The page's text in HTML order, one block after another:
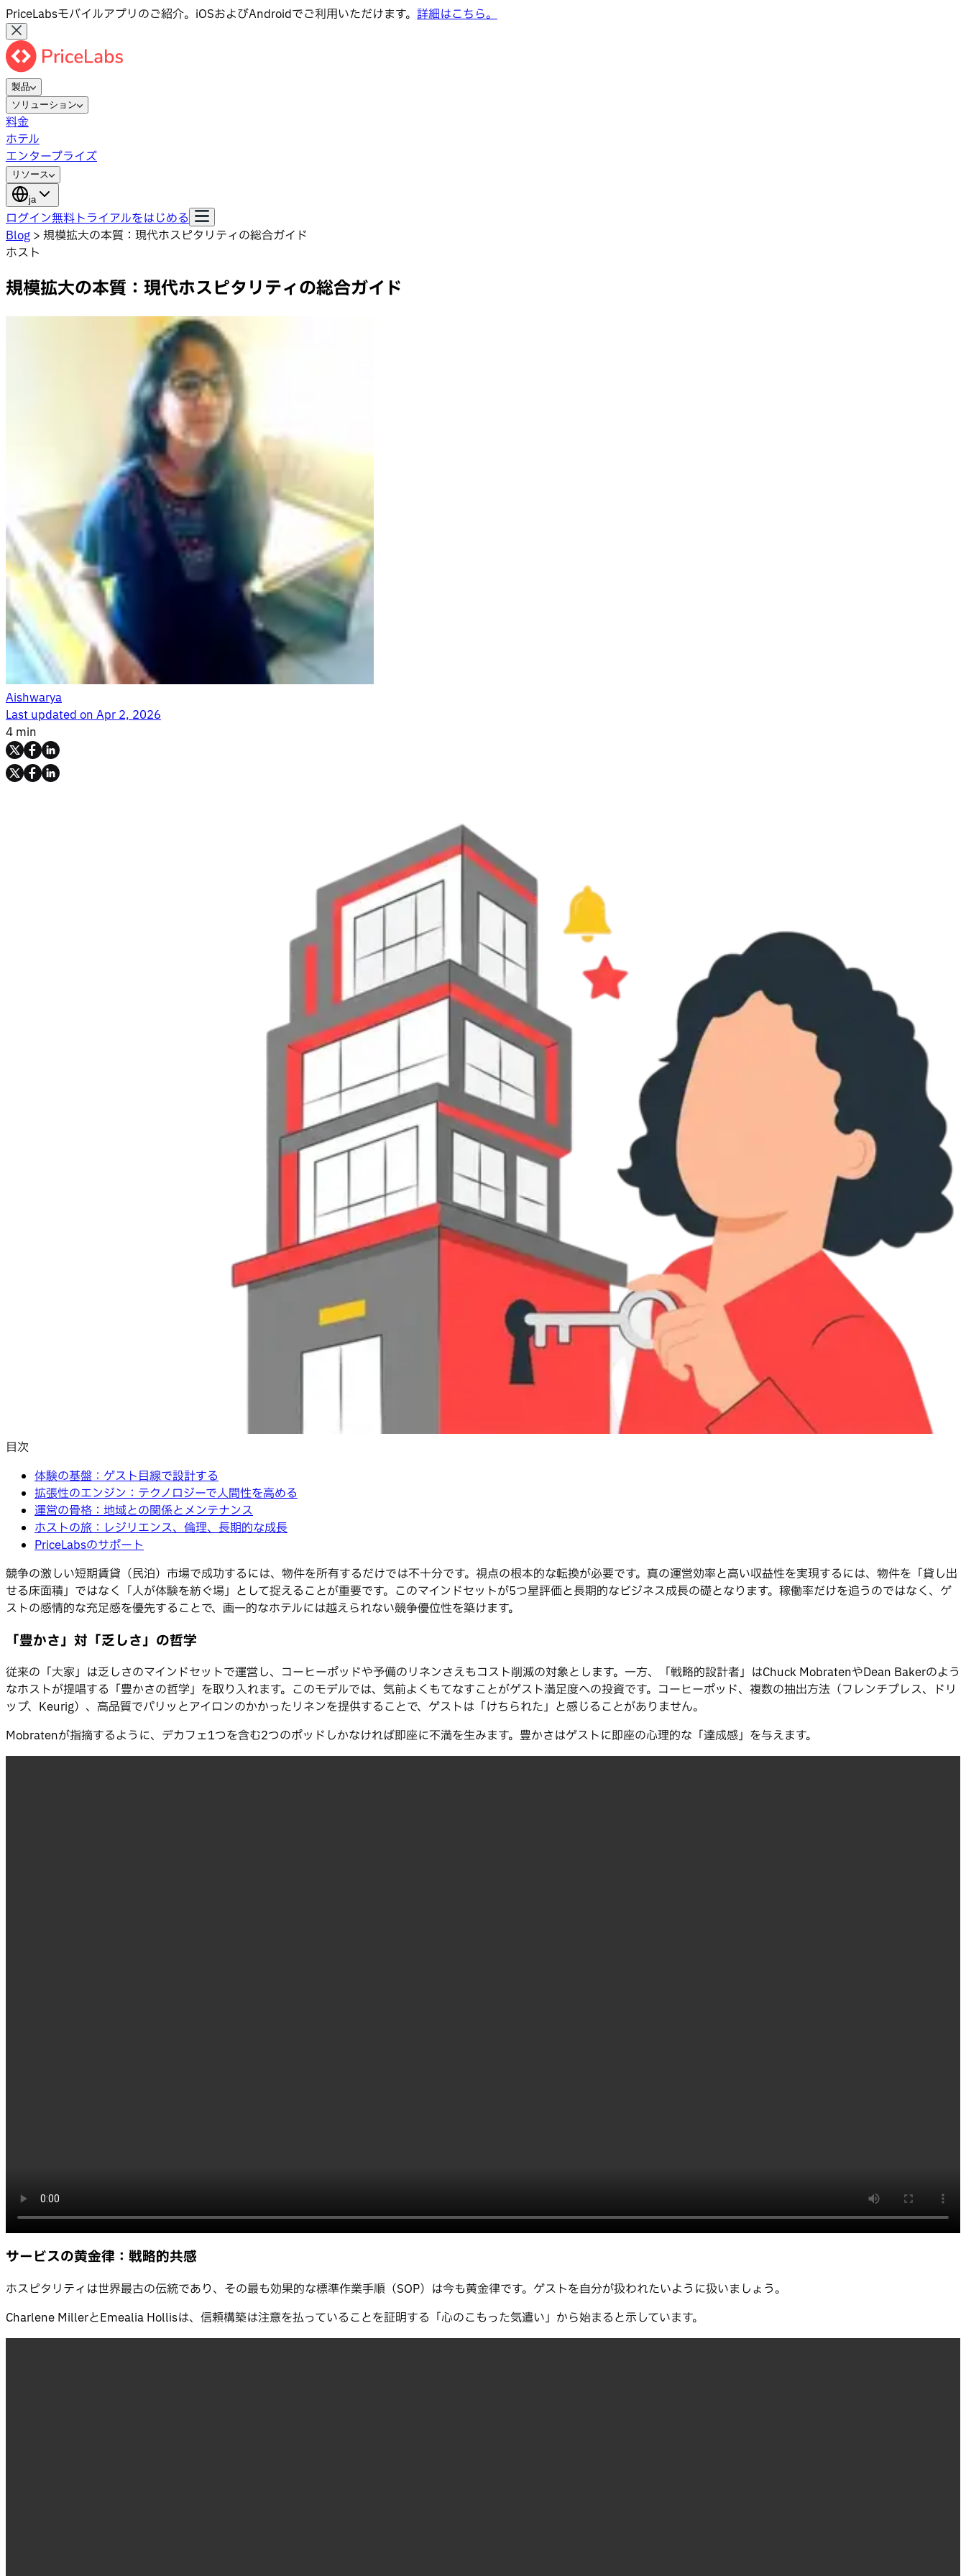
PriceLabsモバイルアプリのご紹介。iOSおよびAndroidでご利用いただけます。 詳細はこちら。
製品
ソリューション
料金
ホテル
エンタープライズ
リソース
ja
ログイン無料トライアルをはじめる
Blog > 規模拡大の本質：現代ホスピタリティの総合ガイド
ホスト
規模拡大の本質：現代ホスピタリティの総合ガイド
Aishwarya
Last updated onApr 2, 2026
4 min
目次
体験の基盤：ゲスト目線で設計する
拡張性のエンジン：テクノロジーで人間性を高める
運営の骨格：地域との関係とメンテナンス
ホストの旅：レジリエンス、倫理、長期的な成長
PriceLabsのサポート
競争の激しい短期賃貸（民泊）市場で成功するには、物件を所有するだけでは不十分です。視点の根本的な転換が必要です。真の運営効率と高い収益性を実現するには、物件を「貸し出
せる床面積」ではなく「人が体験を紡ぐ場」として捉えることが重要です。このマインドセットが5つ星評価と長期的なビジネス成長の礎となります。稼働率だけを追うのではなく、ゲ
ストの感情的な充足感を優先することで、画一的なホテルには越えられない競争優位性を築けます。
「豊かさ」対「乏しさ」の哲学
従来の「大家」は乏しさのマインドセットで運営し、コーヒーポッドや予備のリネンさえもコスト削減の対象とします。一方、「戦略的設計者」はChuck MobratenやDean Bakerのよう
なホストが提唱する「豊かさの哲学」を取り入れます。このモデルでは、気前よくもてなすことがゲスト満足度への投資です。コーヒーポッド、複数の抽出方法（フレンチプレス、ドリ
ップ、Keurig）、高品質でパリッとアイロンのかかったリネンを提供することで、ゲストは「けちられた」と感じることがありません。
Mobratenが指摘するように、デカフェ1つを含む2つのポッドしかなければ即座に不満を生みます。豊かさはゲストに即座の心理的な「達成感」を与えます。
サービスの黄金律：戦略的共感
ホスピタリティは世界最古の伝統であり、その最も効果的な標準作業手順（SOP）は今も黄金律です。ゲストを自分が扱われたいように扱いましょう。
Charlene MillerとEmealia Hollisは、信頼構築は注意を払っていることを証明する「心のこもった気遣い」から始まると示しています。